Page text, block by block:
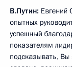
В.Путин: Евгений
опытных
успешный
показателям
подсказывать, Вы